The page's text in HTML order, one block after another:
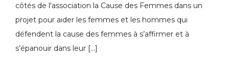
côtés de l'association la Cause des Femmes dans un
projet pour aider les femmes et les hommes qui
défendent la cause des femmes à s’affirmer et à
s’épanouir dans leur [...]